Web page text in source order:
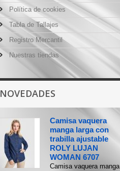
Política de cookies
Tabla de Tallajes
Registro Mercantil
Nuestras tiendas
NOVEDADES
Camisa vaquera
manga larga con
trabilla ajustable
ROLY LUJAN
WOMAN 6707
Camisa vaquera manga